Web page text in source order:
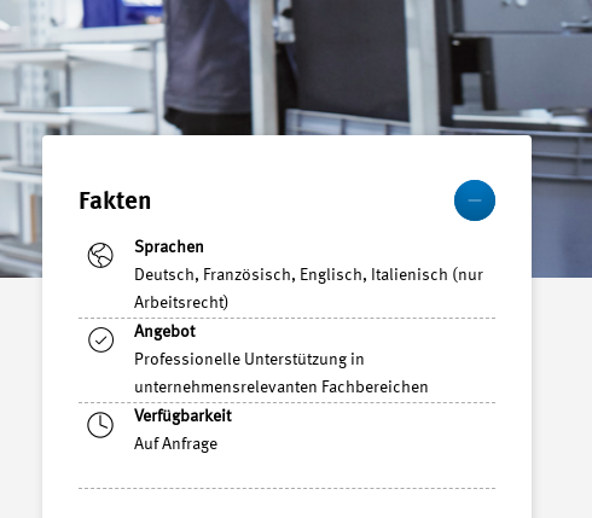
Fakten Mehr
Sprachen
Deutsch, Französisch, Englisch, Italienisch (nur
Arbeitsrecht)
Angebot
Professionelle Unterstützung in
unternehmensrelevanten Fachbereichen
Verfügbarkeit
Auf Anfrage